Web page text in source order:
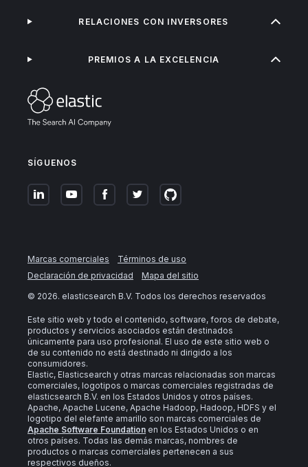
SÍGUENOS
RELACIONES CON INVERSORES
PREMIOS A LA EXCELENCIA
Marcas comerciales
Términos de uso
Declaración de privacidad
Mapa del sitio
© 2026. elasticsearch B.V. Todos los derechos reservados
Este sitio web y todo el contenido, software, foros de debate,
productos y servicios asociados están destinados
únicamente para uso profesional. El uso de este sitio web o
de su contenido no está destinado ni dirigido a los
consumidores.
Elastic, Elasticsearch y otras marcas relacionadas son marcas
comerciales, logotipos o marcas comerciales registradas de
elasticsearch B.V. en los Estados Unidos y otros países.
Apache, Apache Lucene, Apache Hadoop, Hadoop, HDFS y el
logotipo del elefante amarillo son marcas comerciales de
Apache Software Foundation en los Estados Unidos o en
otros países. Todas las demás marcas, nombres de
productos o marcas comerciales pertenecen a sus
respectivos dueños.